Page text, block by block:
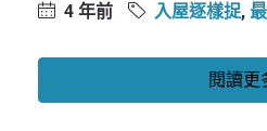
4 年前 入屋逐樣捉,
閱讀更